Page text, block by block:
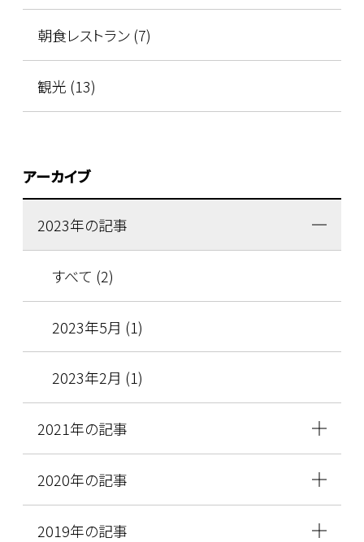
朝食レストラン (7)
観光 (13)
アーカイブ
2023年の記事
すべて (2)
2023年5月 (1)
2023年2月 (1)
2021年の記事
2020年の記事
2019年の記事